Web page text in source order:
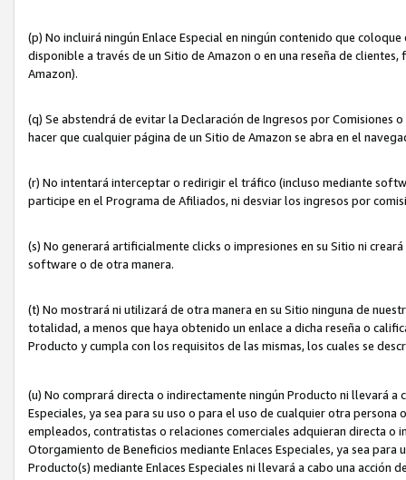
(p) No incluirá ningún Enlace Especial en ningún contenido que
disponible a través de un Sitio de Amazon o en una reseña de
Amazon).
(q) Se abstendrá de evitar la Declaración de Ingresos por
hacer que cualquier página de un Sitio de Amazon se abra en el
(r) No intentará interceptar o redirigir el tráfico (incluso mediante
participe en el Programa de Afiliados, ni desviar los ingresos por
(s) No generará artificialmente clicks o impresiones en su Sitio ni
software o de otra manera.
(t) No mostrará ni utilizará de otra manera en su Sitio ninguna de
totalidad, a menos que haya obtenido un enlace a dicha reseña o
Producto y cumpla con los requisitos de las mismas, los cuales se
(u) No comprará directa o indirectamente ningún Producto ni llevará a
Especiales, ya sea para su uso o para el uso de cualquier otra
empleados, contratistas o relaciones comerciales adquieran directa o
Otorgamiento de Beneficios mediante Enlaces Especiales, ya sea
Producto(s) mediante Enlaces Especiales ni llevará a cabo una